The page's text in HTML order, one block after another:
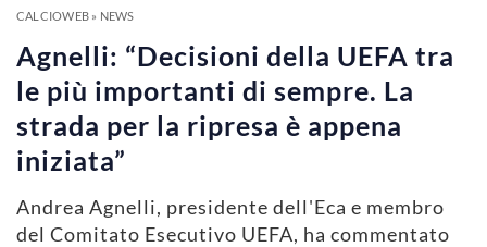
CALCIOWEB» NEWS
Agnelli: “Decisioni della UEFA tra
le più importanti di sempre. La
strada per la ripresa è appena
iniziata”
Andrea Agnelli, presidente dell'Eca e membro
del Comitato Esecutivo UEFA, ha commentato